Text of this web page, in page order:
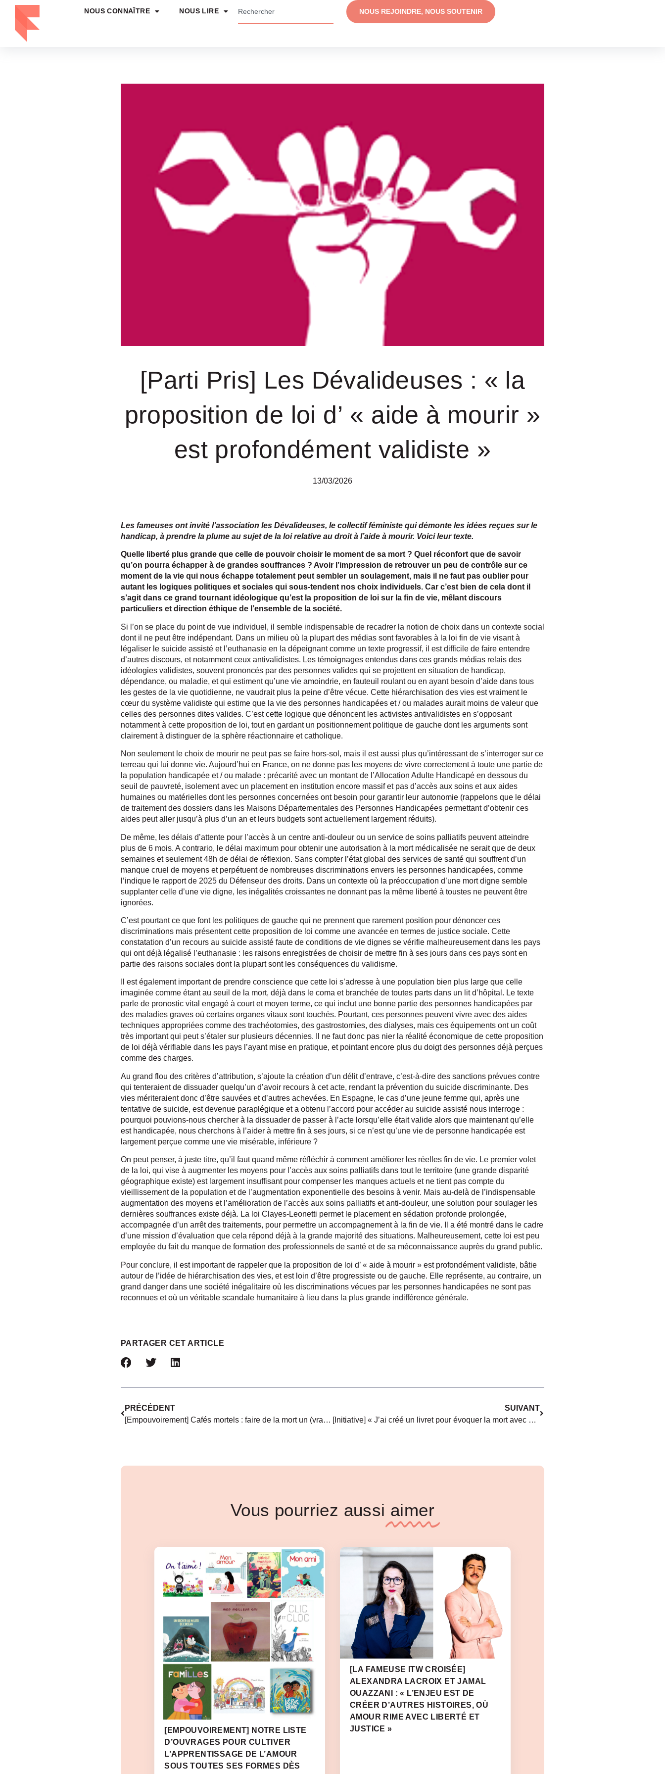
NOUS CONNAÎTRE NOUS LIRE NOUS REJOINDRE, NOUS SOUTENIR
[Parti Pris] Les Dévalideuses : « la
proposition de loi d’ « aide à mourir »
est profondément validiste »
13/03/2026
Les fameuses ont invité l’association les Dévalideuses, le collectif féministe qui démonte les idées reçues sur le
handicap, à prendre la plume au sujet de la loi relative au droit à l’aide à mourir. Voici leur texte.
Quelle liberté plus grande que celle de pouvoir choisir le moment de sa mort ? Quel réconfort que de savoir
qu’on pourra échapper à de grandes souffrances ? Avoir l’impression de retrouver un peu de contrôle sur ce
moment de la vie qui nous échappe totalement peut sembler un soulagement, mais il ne faut pas oublier pour
autant les logiques politiques et sociales qui sous-tendent nos choix individuels. Car c’est bien de cela dont il
s’agit dans ce grand tournant idéologique qu’est la proposition de loi sur la fin de vie, mêlant discours
particuliers et direction éthique de l’ensemble de la société.
Si l’on se place du point de vue individuel, il semble indispensable de recadrer la notion de choix dans un contexte social
dont il ne peut être indépendant. Dans un milieu où la plupart des médias sont favorables à la loi fin de vie visant à
légaliser le suicide assisté et l’euthanasie en la dépeignant comme un texte progressif, il est difficile de faire entendre
d’autres discours, et notamment ceux antivalidistes. Les témoignages entendus dans ces grands médias relais des
idéologies validistes, souvent prononcés par des personnes valides qui se projettent en situation de handicap,
dépendance, ou maladie, et qui estiment qu’une vie amoindrie, en fauteuil roulant ou en ayant besoin d’aide dans tous
les gestes de la vie quotidienne, ne vaudrait plus la peine d’être vécue. Cette hiérarchisation des vies est vraiment le
cœur du système validiste qui estime que la vie des personnes handicapées et / ou malades aurait moins de valeur que
celles des personnes dites valides. C’est cette logique que dénoncent les activistes antivalidistes en s’opposant
notamment à cette proposition de loi, tout en gardant un positionnement politique de gauche dont les arguments sont
clairement à distinguer de la sphère réactionnaire et catholique.
Non seulement le choix de mourir ne peut pas se faire hors-sol, mais il est aussi plus qu’intéressant de s’interroger sur ce
terreau qui lui donne vie. Aujourd’hui en France, on ne donne pas les moyens de vivre correctement à toute une partie de
la population handicapée et / ou malade : précarité avec un montant de l’Allocation Adulte Handicapé en dessous du
seuil de pauvreté, isolement avec un placement en institution encore massif et pas d’accès aux soins et aux aides
humaines ou matérielles dont les personnes concernées ont besoin pour garantir leur autonomie (rappelons que le délai
de traitement des dossiers dans les Maisons Départementales des Personnes Handicapées permettant d’obtenir ces
aides peut aller jusqu’à plus d’un an et leurs budgets sont actuellement largement réduits).
De même, les délais d’attente pour l’accès à un centre anti-douleur ou un service de soins palliatifs peuvent atteindre
plus de 6 mois. A contrario, le délai maximum pour obtenir une autorisation à la mort médicalisée ne serait que de deux
semaines et seulement 48h de délai de réflexion. Sans compter l’état global des services de santé qui souffrent d’un
manque cruel de moyens et perpétuent de nombreuses discriminations envers les personnes handicapées, comme
l’indique le rapport de 2025 du Défenseur des droits. Dans un contexte où la préoccupation d’une mort digne semble
supplanter celle d’une vie digne, les inégalités croissantes ne donnant pas la même liberté à toustes ne peuvent être
ignorées.
C’est pourtant ce que font les politiques de gauche qui ne prennent que rarement position pour dénoncer ces
discriminations mais présentent cette proposition de loi comme une avancée en termes de justice sociale. Cette
constatation d’un recours au suicide assisté faute de conditions de vie dignes se vérifie malheureusement dans les pays
qui ont déjà légalisé l’euthanasie : les raisons enregistrées de choisir de mettre fin à ses jours dans ces pays sont en
partie des raisons sociales dont la plupart sont les conséquences du validisme.
Il est également important de prendre conscience que cette loi s’adresse à une population bien plus large que celle
imaginée comme étant au seuil de la mort, déjà dans le coma et branchée de toutes parts dans un lit d’hôpital. Le texte
parle de pronostic vital engagé à court et moyen terme, ce qui inclut une bonne partie des personnes handicapées par
des maladies graves où certains organes vitaux sont touchés. Pourtant, ces personnes peuvent vivre avec des aides
techniques appropriées comme des trachéotomies, des gastrostomies, des dialyses, mais ces équipements ont un coût
très important qui peut s’étaler sur plusieurs décennies. Il ne faut donc pas nier la réalité économique de cette proposition
de loi déjà vérifiable dans les pays l’ayant mise en pratique, et pointant encore plus du doigt des personnes déjà perçues
comme des charges.
Au grand flou des critères d’attribution, s’ajoute la création d’un délit d’entrave, c’est-à-dire des sanctions prévues contre
qui tenteraient de dissuader quelqu’un d’avoir recours à cet acte, rendant la prévention du suicide discriminante. Des
vies mériteraient donc d’être sauvées et d’autres achevées. En Espagne, le cas d’une jeune femme qui, après une
tentative de suicide, est devenue paraplégique et a obtenu l’accord pour accéder au suicide assisté nous interroge :
pourquoi pouvions-nous chercher à la dissuader de passer à l’acte lorsqu’elle était valide alors que maintenant qu’elle
est handicapée, nous cherchons à l’aider à mettre fin à ses jours, si ce n’est qu’une vie de personne handicapée est
largement perçue comme une vie misérable, inférieure ?
On peut penser, à juste titre, qu’il faut quand même réfléchir à comment améliorer les réelles fin de vie. Le premier volet
de la loi, qui vise à augmenter les moyens pour l’accès aux soins palliatifs dans tout le territoire (une grande disparité
géographique existe) est largement insuffisant pour compenser les manques actuels et ne tient pas compte du
vieillissement de la population et de l’augmentation exponentielle des besoins à venir. Mais au-delà de l’indispensable
augmentation des moyens et l’amélioration de l’accès aux soins palliatifs et anti-douleur, une solution pour soulager les
dernières souffrances existe déjà. La loi Clayes-Leonetti permet le placement en sédation profonde prolongée,
accompagnée d’un arrêt des traitements, pour permettre un accompagnement à la fin de vie. Il a été montré dans le cadre
d’une mission d’évaluation que cela répond déjà à la grande majorité des situations. Malheureusement, cette loi est peu
employée du fait du manque de formation des professionnels de santé et de sa méconnaissance auprès du grand public.
Pour conclure, il est important de rappeler que la proposition de loi d’ « aide à mourir » est profondément validiste, bâtie
autour de l’idée de hiérarchisation des vies, et est loin d’être progressiste ou de gauche. Elle représente, au contraire, un
grand danger dans une société inégalitaire où les discriminations vécues par les personnes handicapées ne sont pas
reconnues et où un véritable scandale humanitaire à lieu dans la plus grande indifférence générale.
PARTAGER CET ARTICLE
PRÉCÉDENT
[Empouvoirement] Cafés mortels : faire de la mort un (vrai) sujet
SUIVANT
[Initiative] « J’ai créé un livret pour évoquer la mort avec mes proches »
Vous pourriez aussi aimer
[EMPOUVOIREMENT] NOTRE LISTE
D’OUVRAGES POUR CULTIVER
L’APPRENTISSAGE DE L’AMOUR
SOUS TOUTES SES FORMES DÈS
[LA FAMEUSE ITW CROISÉE]
ALEXANDRA LACROIX ET JAMAL
OUAZZANI : « L’ENJEU EST DE
CRÉER D’AUTRES HISTOIRES, OÙ
AMOUR RIME AVEC LIBERTÉ ET
JUSTICE »